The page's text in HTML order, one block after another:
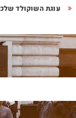
עוגת השוקולד